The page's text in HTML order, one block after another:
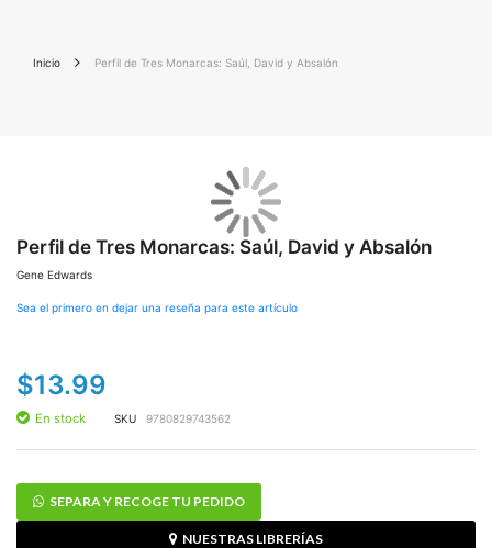
Inicio Perfil de Tres Monarcas: Saúl, David y Absalón
final
de
la
de
Perfil de Tres Monarcas: Saúl, David y Absalón
Gene Edwards
Sea el primero en dejar una reseña para este artículo
$13.99
En stock SKU 9780829743562
SEPARA Y RECOGE TU PEDIDO
NUESTRAS LIBRERÍAS